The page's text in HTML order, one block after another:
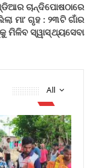
ଚାନ୍ଦିପୋଷଠାରେ
ମା’ ଗୃହ : ୨୩ଟି ଗାଁର
ମିଳିବ ସ୍ୱାସ୍ଥ୍ୟସେବା
All